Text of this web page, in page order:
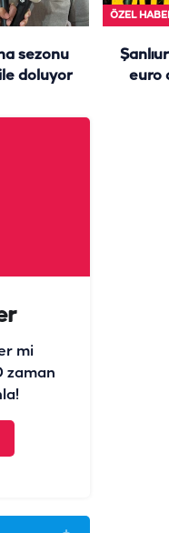
sezonu
doluyor
ÖZEL
euro
mi
zaman